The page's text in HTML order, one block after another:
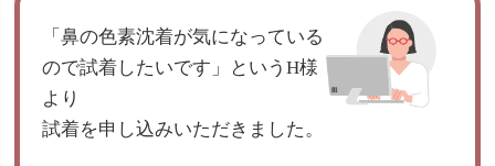
「鼻の色素沈着が気になっている
ので試着したいです」というH様
より
試着を申し込みいただきました。